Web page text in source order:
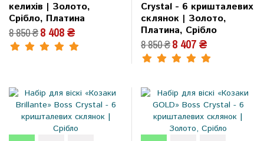
келихів | Золото,
Срібло, Платина
8 850 ₴8 408 ₴
Crystal - 6 кришталевих
склянок | Золото,
Платина, Срібло
8 850 ₴8 407 ₴